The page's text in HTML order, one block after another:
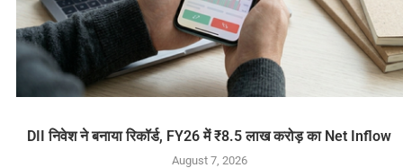
DII निवेश ने बनाया रिकॉर्ड, FY26 में ₹8.5 लाख करोड़ का Net Inflow
August 7, 2026